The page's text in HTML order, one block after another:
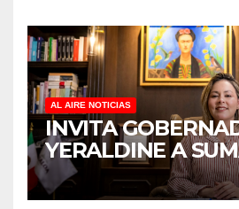
MAYORES
AL AIRE NOTICIAS
INVITA
YERALDINE A
JORNADA
REFORESTACIÓN;